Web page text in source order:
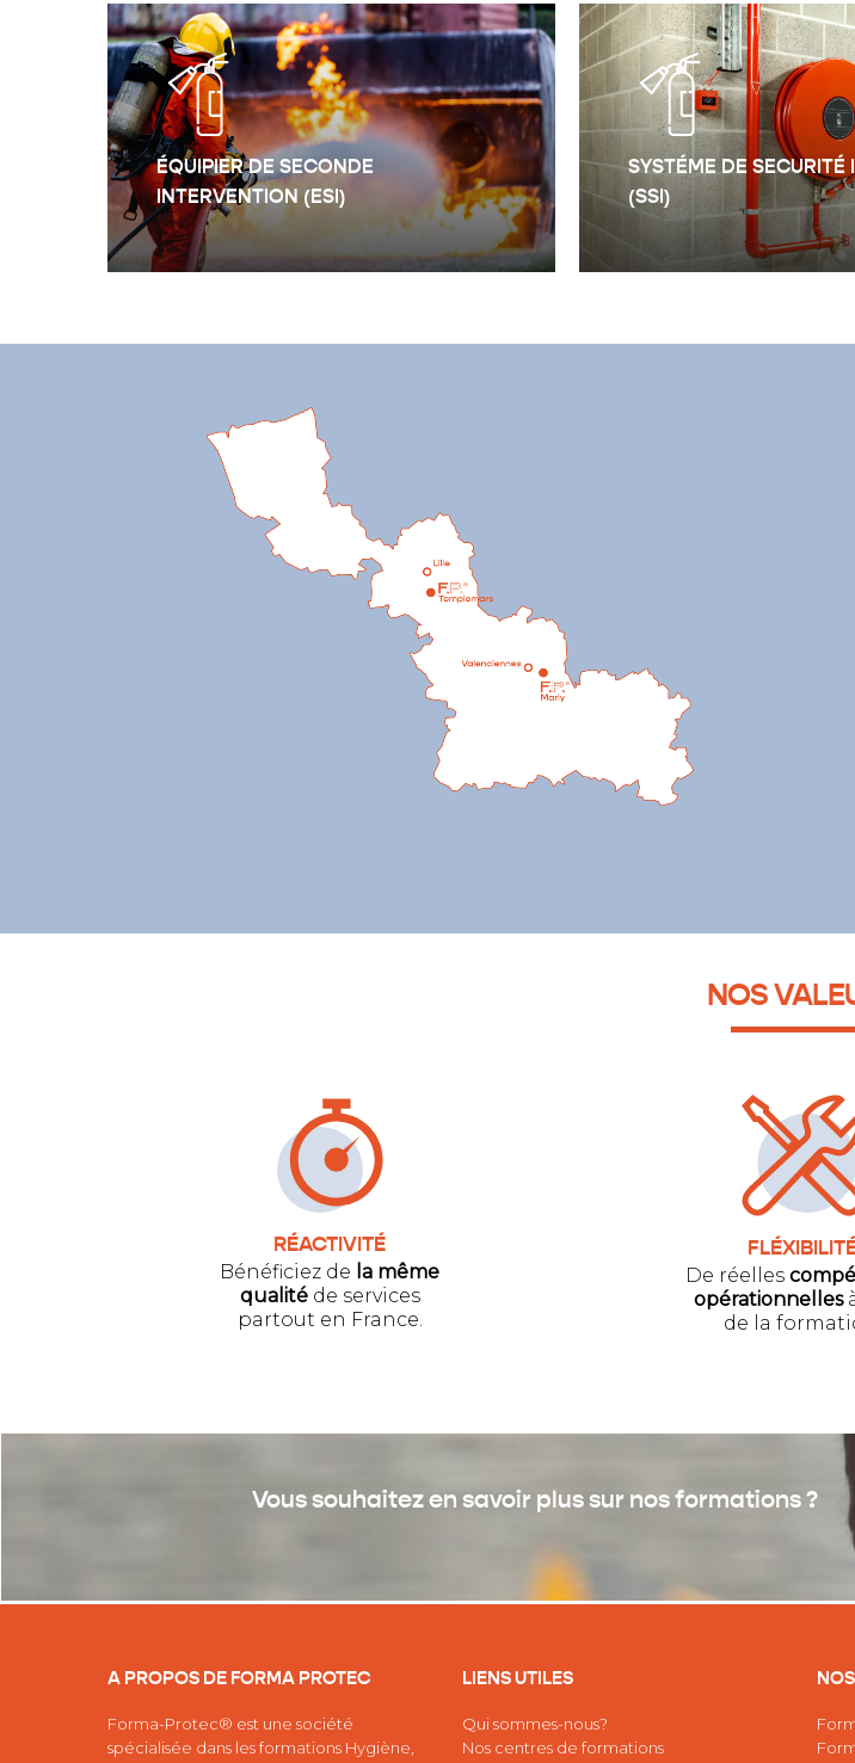
ÉQUIPIER DE SECONDE
INTERVENTION (ESI)
SYSTÉME DE SECURITÉ
(SSI)
NOS
RÉACTIVITÉ
Bénéficiez de la même
qualitéde services
partout en France.
De réelles
opérationnelles
de la
Vous souhaitez en savoir plus sur nos formations ?
A PROPOS DE FORMA PROTEC
Forma-Protec® est une société
spécialisée dans lesformations Hygiène,
LIENS UTILES
Qui sommes-nous?
Nos centres de formations